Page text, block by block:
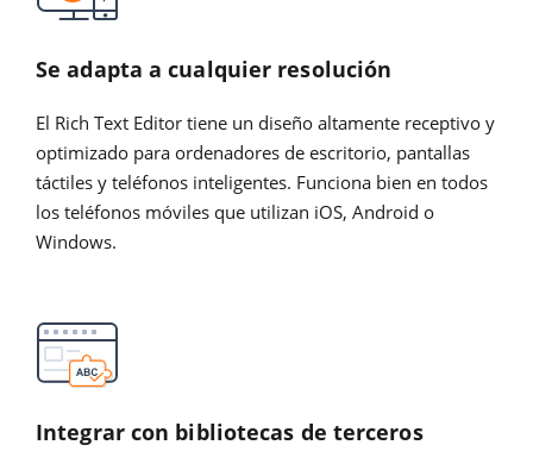
Se adapta a cualquier resolución
El Rich Text Editor tiene un diseño altamente receptivo y
optimizado para ordenadores de escritorio, pantallas
táctiles y teléfonos inteligentes. Funciona bien en todos
los teléfonos móviles que utilizan iOS, Android o
Windows.
Integrar con bibliotecas de terceros